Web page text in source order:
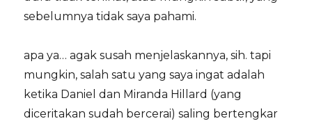
sebelumnya tidak saya pahami.
apa ya… agak susah menjelaskannya, sih. tapi
mungkin, salah satu yang saya ingat adalah
ketika Daniel dan Miranda Hillard (yang
diceritakan sudah bercerai) saling bertengkar